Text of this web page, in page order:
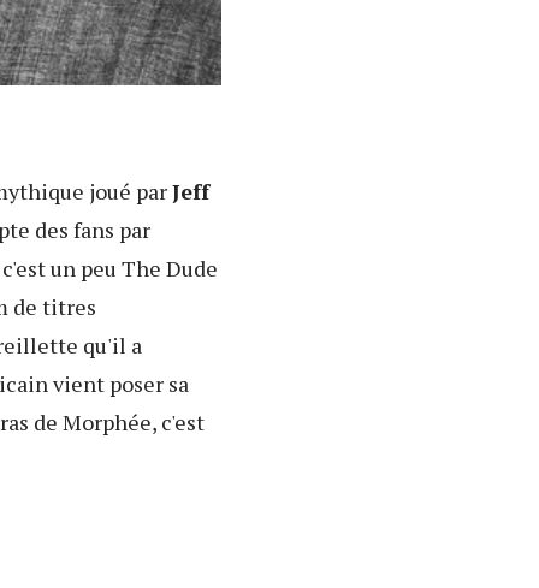
joué parJeff
des fans par
un peu The Dude
de titres
qu'il a
vient poser sa
de Morphée, c'est